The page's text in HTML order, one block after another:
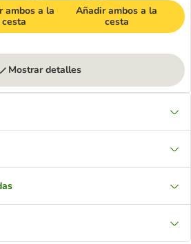
ambos a la
cesta
Añadir ambos a la
cesta
Mostrar detalles